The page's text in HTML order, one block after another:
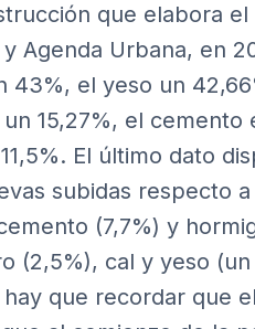
que elabora
Agenda Urbana, en
43%, el yeso un
15,27%, el cemento
El último dato
subidas respecto
(7,7%) y
(2,5%), cal y yeso
que recordar que